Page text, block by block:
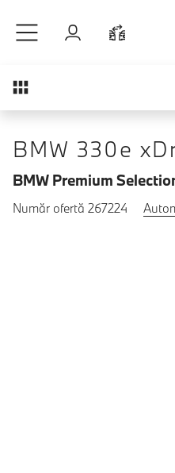
Autentificare
Prezentare generală
BMW 330e
BMW Premium
Număr ofertă 267224